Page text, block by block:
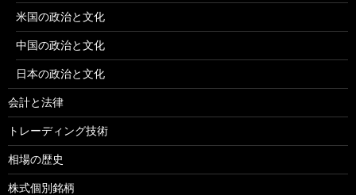
米国の政治と文化
中国の政治と文化
日本の政治と文化
会計と法律
トレーディング技術
相場の歴史
株式個別銘柄